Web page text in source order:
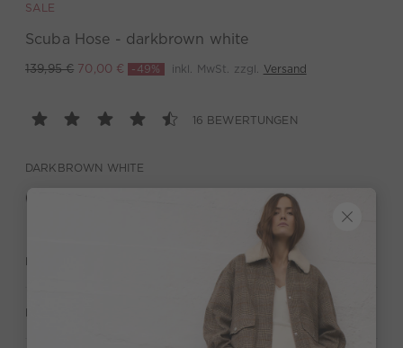
SALE
Scuba Hose - darkbrown white
139,95 € 70,00 € -49% inkl. MwSt. zzgl. Versand
16 BEWERTUNGEN
DARKBROWN WHITE
BESCHREIBUNG
MATERIAL & PFLEGE